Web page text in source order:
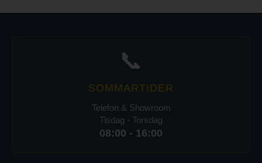
📞
SOMMARTIDER
Telefon & Showroom
Tisdag - Torsdag
08:00 - 16:00